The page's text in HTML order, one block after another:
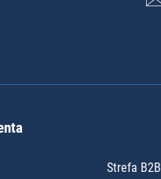
Strefa B2B